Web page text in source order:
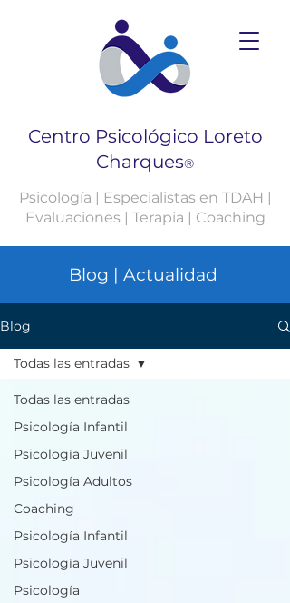
Centro Psicológico Loreto
Charques®
Psicología | Especialistas en TDAH |
Evaluaciones | Terapia | Coaching
Blog | Actualidad
Blog
Todas las entradas
Psicología Infantil
Psicología Juvenil
Psicología Adultos
Coaching
Psicología Infantil
Psicología Juvenil
Psicología
Todas las entradas